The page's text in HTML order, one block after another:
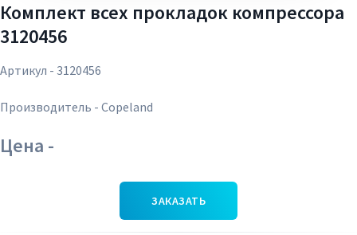
Комплект всех прокладок компрессора
3120456
Артикул - 3120456
Производитель - Copeland
Цена -
ЗАКАЗАТЬ